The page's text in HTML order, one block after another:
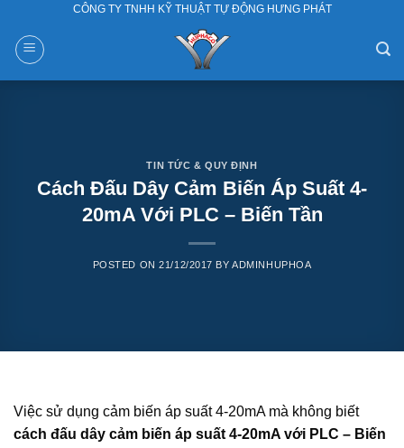
content
CÔNG TY TNHH KỸ THUẬT TỰ ĐỘNG HƯNG PHÁT
TIN TỨC & QUY ĐỊNH
Cách Đấu Dây Cảm Biến Áp Suất 4-
20mA Với PLC – Biến Tần
POSTED ON21/12/2017 BYADMINHUPHOA
Việc sử dụng cảm biến áp suất 4-20mA mà không biết
cách đấu dây cảm biến áp suất 4-20mA với PLC – Biến